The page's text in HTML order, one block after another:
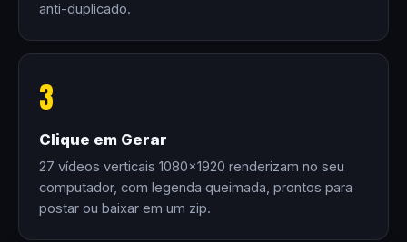
anti-duplicado.
3
Clique em Gerar
27 vídeos verticais 1080×1920 renderizam no seu
computador, com legenda queimada, prontos para
postar ou baixar em um zip.